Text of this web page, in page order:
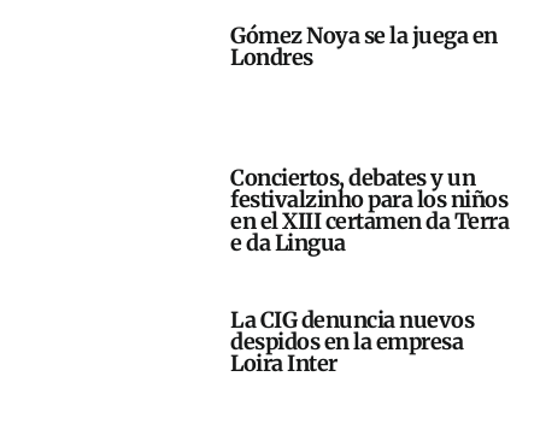
Gómez Noya se la juega en
Londres
Conciertos, debates y un
festivalzinho para los niños
en el XIII certamen da Terra
e da Lingua
La CIG denuncia nuevos
despidos en la empresa
Loira Inter